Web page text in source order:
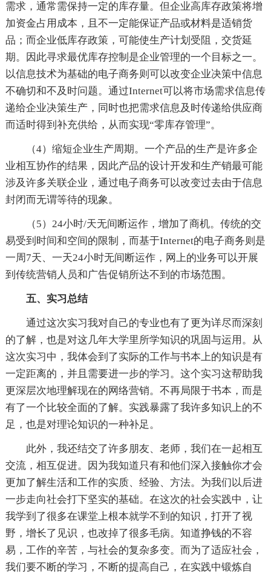
需求，通常需保持一定的库存量。但企业高库存政策将增
加资金占用成本，且不一定能保证产品或材料是适销货
品；而企业低库存政策，可能使生产计划受阻，交货延
期。因此寻求最优库存控制是企业管理的一个目标之一。
以信息技术为基础的电子商务则可以改变企业决策中信息
不确切和不及时问题。通过Internet可以将市场需求信息传
递给企业决策生产，同时也把需求信息及时传递给供应商
而适时得到补充供给，从而实现“零库存管理”。
（4）缩短企业生产周期。一个产品的生产是许多企
业相互协作的结果，因此产品的设计开发和生产销最可能
涉及许多关联企业，通过电子商务可以改变过去由于信息
封闭而无谓等待的现象。
（5）24小时/天无间断运作，增加了商机。传统的交
易受到时间和空间的限制，而基于Internet的电子商务则是
一周7天、一天24小时无间断运作，网上的业务可以开展
到传统营销人员和广告促销所达不到的市场范围。
五、实习总结
通过这次实习我对自己的专业也有了更为详尽而深刻
的了解，也是对这几年大学里所学知识的巩固与运用。从
这次实习中，我体会到了实际的工作与书本上的知识是有
一定距离的，并且需要进一步的学习。这个实习这帮助我
更深层次地理解现在的网络营销。不再局限于书本，而是
有了一个比较全面的了解。实践暴露了我许多知识上的不
足，也是对理论知识的一种补足。
此外，我还结交了许多朋友、老师，我们在一起相互
交流，相互促进。因为我知道只有和他们深入接触你才会
更加了解生活和工作的实质、经验、方法。为我们以后进
一步走向社会打下坚实的基础。在这次的社会实践中，让
我学到了很多在课堂上根本就学不到的知识，打开了视
野，增长了见识，也改掉了很多毛病。知道挣钱的不容
易，工作的辛苦，与社会的复杂多变。而为了适应社会，
我们要不断的学习，不断的提高自己，在实践中锻炼自